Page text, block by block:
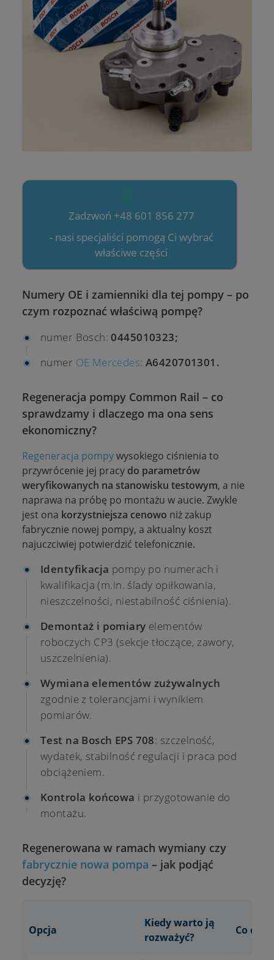
Zadzwoń +48 601 856 277
- nasi specjaliści pomogą Ci wybrać
właściwe części
Numery OE i zamienniki dla tej pompy – po
czym rozpoznać właściwą pompę?
numer Bosch:0445010323;
numer OE Mercedes: A6420701301.
Regeneracja pompy Common Rail – co
sprawdzamy i dlaczego ma ona sens
ekonomiczny?
Regeneracja pompywysokiego ciśnienia to
przywrócenie jej pracy do parametrów
weryfikowanych na stanowisku testowym, a nie
naprawa na próbę po montażu w aucie. Zwykle
jest ona korzystniejsza cenowo niż zakup
fabrycznie nowej pompy, a aktualny koszt
najuczciwiej potwierdzić telefonicznie.
Identyfikacja pompy po numerach i
kwalifikacja (m.in. ślady opiłkowania,
nieszczelności, niestabilność ciśnienia).
Demontaż i pomiary elementów
roboczych CP3 (sekcje tłoczące, zawory,
uszczelnienia).
Wymiana elementów zużywalnych
zgodnie z tolerancjami i wynikiem
pomiarów.
Test na Bosch EPS 708: szczelność,
wydatek, stabilność regulacji i praca pod
obciążeniem.
Kontrola końcowa i przygotowanie do
montażu.
Regenerowana w ramach wymiany czy
fabrycznie nowa pompa – jak podjąć
decyzję?
Opcja
Kiedy warto ją
rozważyć?
Co